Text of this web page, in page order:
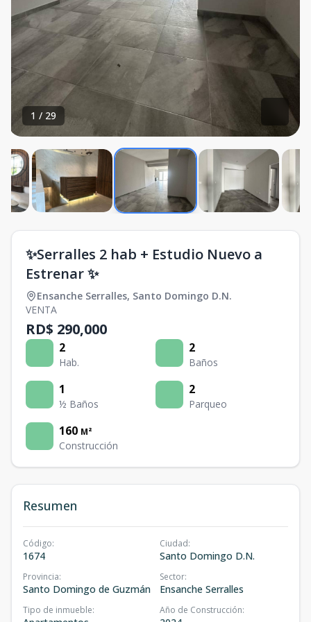
1 / 29
✨Serralles 2 hab + Estudio Nuevo a
Estrenar ✨
Ensanche Serralles, Santo Domingo D.N.
VENTA
RD$ 290,000
2
Hab.
2
Baños
1
½ Baños
2
Parqueo
160 M²
Construcción
Resumen
Código:
1674
Ciudad:
Santo Domingo D.N.
Provincia:
Santo Domingo de Guzmán
Sector:
Ensanche Serralles
Tipo de inmueble: Año de Construcción: